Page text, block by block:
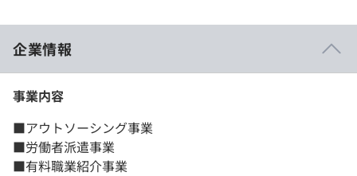
企業情報
事業内容
■アウトソーシング事業
■労働者派遣事業
■有料職業紹介事業